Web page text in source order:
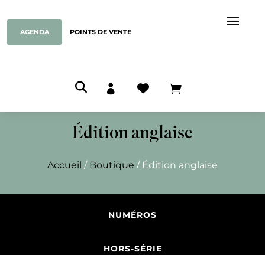
AGENDA POINTS DE VENTE
  
Édition anglaise
Accueil / Boutique / Édition anglaise
NUMÉROS
HORS-SÉRIE